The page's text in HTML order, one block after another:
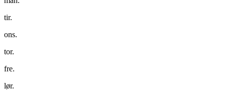
tir.
ons.
tor.
fre.
lør.